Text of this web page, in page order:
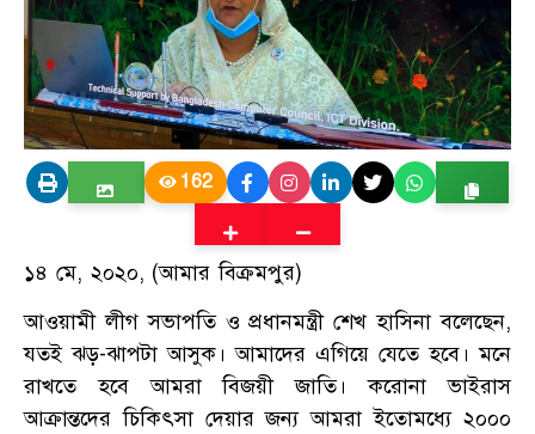
162
১৪ মে, ২০২০, (আমার বিক্রমপুর)
আওয়ামী লীগ সভাপতি ও প্রধানমন্ত্রী শেখ হাসিনা বলেছেন,
যতই ঝড়-ঝাপটা আসুক। আমাদের এগিয়ে যেতে হবে। মনে
রাখতে হবে আমরা বিজয়ী জাতি। করোনা ভাইরাস
আক্রান্তদের চিকিৎসা দেয়ার জন্য আমরা ইতোমধ্যে ২০০০